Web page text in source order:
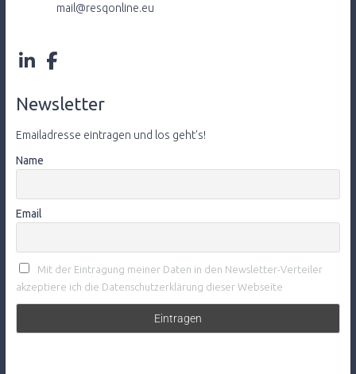
mail@resqonline.eu
Newsletter
Emailadresse eintragen und los geht's!
Name
Email
Mit der Eintragung meiner Daten in den Newsletter-Verteiler
akzeptiere ich die Datenschutzerklärung dieser Webseite